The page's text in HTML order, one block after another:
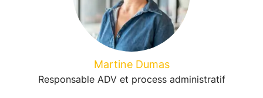
Martine Dumas
Responsable ADV et process administratif